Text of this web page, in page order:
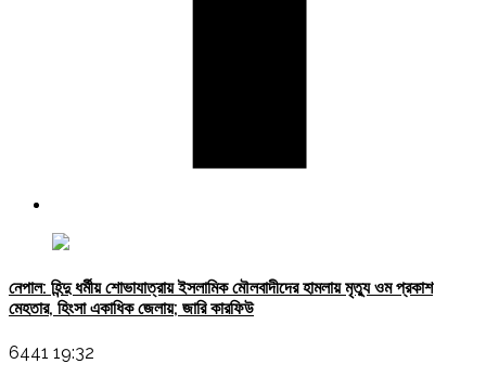
নেপাল: হিন্দু ধর্মীয় শোভাযাত্রায় ইসলামিক মৌলবাদীদের হামলায় মৃত্যু ওম প্রকাশ
মেহতার, হিংসা একাধিক জেলায়; জারি কারফিউ
6441 19:32